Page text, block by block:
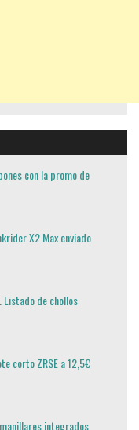
con la promo de
X2 Max enviado
Listado de chollos
corto ZRSE a 12,5€
integrados